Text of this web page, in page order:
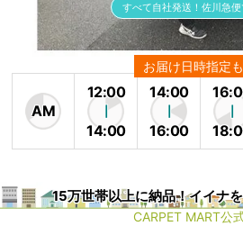
すべて自社発送！佐川急
お届け日時指定
AM
12:00
14:00
14:00
16:00
15万世帯以上に納品！イイナ
CARPET MART公